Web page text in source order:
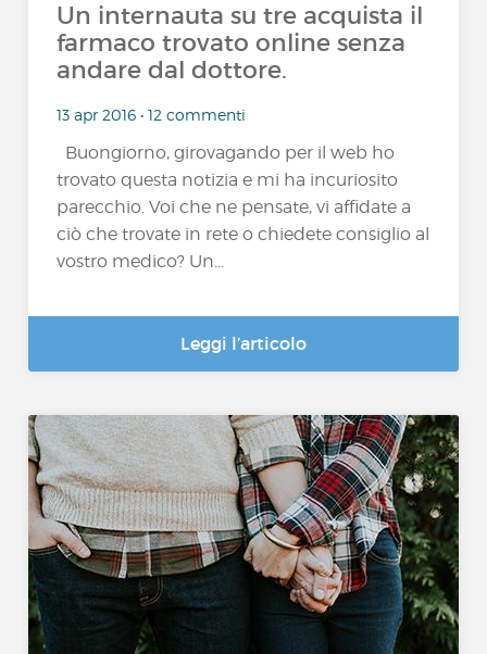
Un internauta su tre acquista il
farmaco trovato online senza
andare dal dottore.
13 apr 2016 • 12 commenti
Buongiorno, girovagando per il web ho
trovato questa notizia e mi ha incuriosito
parecchio. Voi che ne pensate, vi affidate a
ciò che trovate in rete o chiedete consiglio al
vostro medico? Un...
Leggi l’articolo